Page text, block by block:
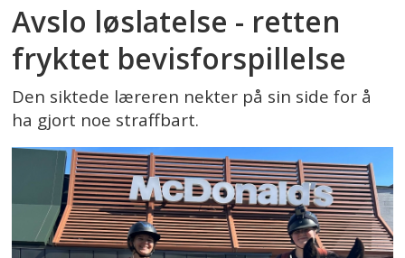
Avslo løslatelse - retten
fryktet bevisforspillelse
Den siktede læreren nekter på sin side for å
ha gjort noe straffbart.